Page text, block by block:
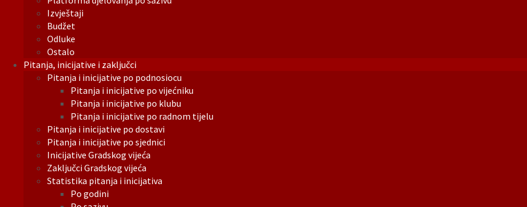
Izvještaji
Budžet
Odluke
Ostalo
Pitanja, inicijative i zaključci
Pitanja i inicijative po podnosiocu
Pitanja i inicijative po vijećniku
Pitanja i inicijative po klubu
Pitanja i inicijative po radnom tijelu
Pitanja i inicijative po dostavi
Pitanja i inicijative po sjednici
Inicijative Gradskog vijeća
Zaključci Gradskog vijeća
Statistika pitanja i inicijativa
Po godini